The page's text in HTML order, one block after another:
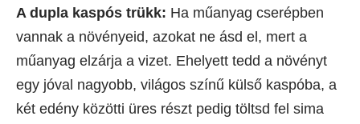
A dupla kaspós trükk: Ha műanyag cserépben
vannak a növényeid, azokat ne ásd el, mert a
műanyag elzárja a vizet. Ehelyett tedd a növényt
egy jóval nagyobb, világos színű külső kaspóba, a
két edény közötti üres részt pedig töltsd fel sima